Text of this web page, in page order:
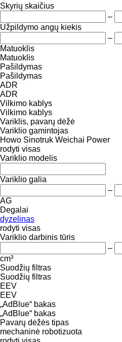
Skyrių skaičius
–
Užpildymo angų kiekis
–
Matuoklis
Matuoklis
Pašildymas
Pašildymas
ADR
ADR
Vilkimo kablys
Vilkimo kablys
Variklis, pavarų dėžė
Variklio gamintojas
Howo Sinotruk Weichai Power
rodyti visas
Variklio modelis
Variklio galia
–
AG
Degalai
dyzelinas
rodyti visas
Variklio darbinis tūris
–
cm³
Suodžių filtras
Suodžių filtras
EEV
EEV
„AdBlue“ bakas
„AdBlue“ bakas
Pavarų dėžės tipas
mechaninė robotizuota